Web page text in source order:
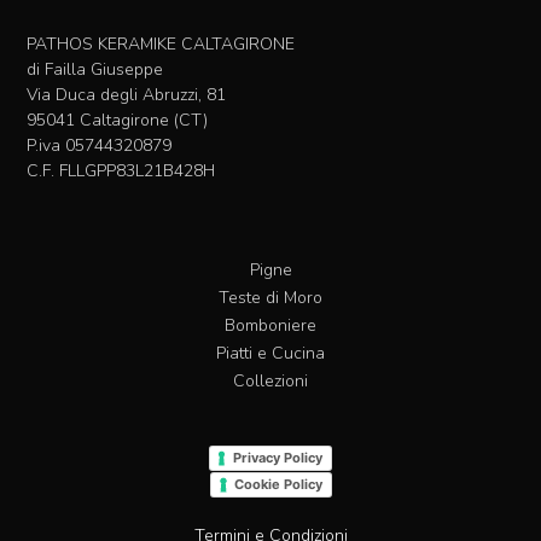
scelte
PATHOS KERAMIKE CALTAGIRONE
di Failla Giuseppe
Via Duca degli Abruzzi, 81
95041 Caltagirone (CT)
P.iva 05744320879
C.F. FLLGPP83L21B428H
Pigne
Teste di Moro
Bomboniere
Piatti e Cucina
Collezioni
Privacy Policy
Cookie Policy
Termini e Condizioni